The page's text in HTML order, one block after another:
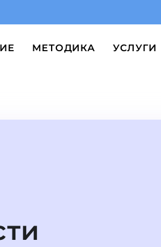
МЕТОДИКА УСЛУГИ